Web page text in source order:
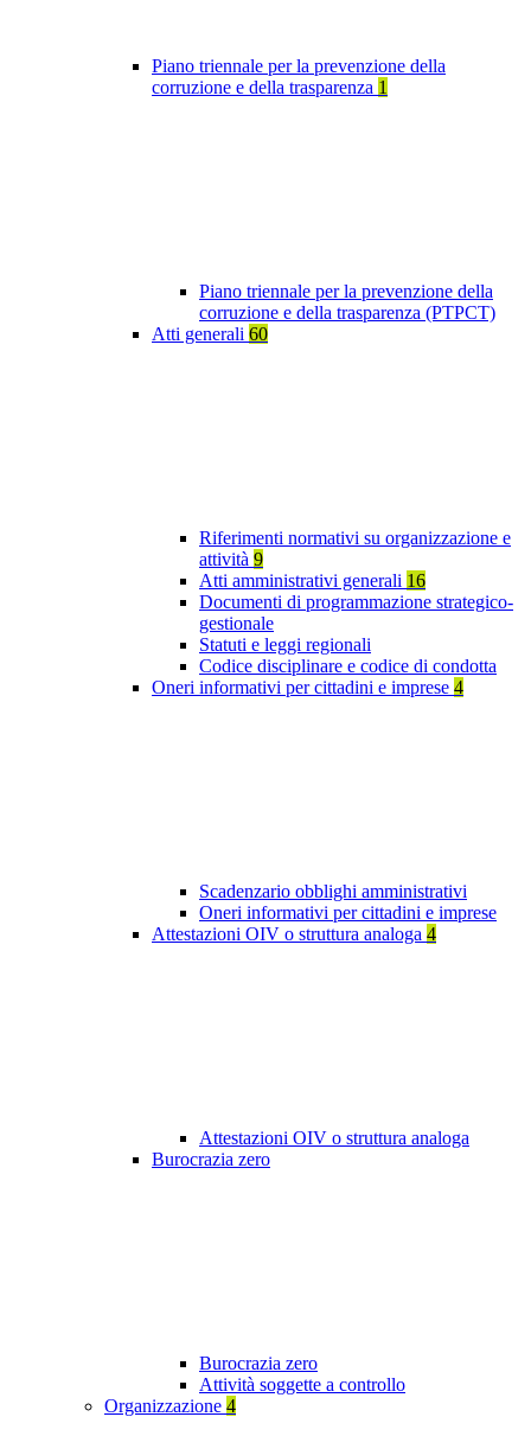
Piano triennale per la prevenzione della
corruzione e della trasparenza 1
Piano triennale per la prevenzione della
corruzione e della trasparenza (PTPCT)
Atti generali 60
Riferimenti normativi su organizzazione e
attività 9
Atti amministrativi generali 16
Documenti di programmazione strategico-
gestionale
Statuti e leggi regionali
Codice disciplinare e codice di condotta
Oneri informativi per cittadini e imprese 4
Scadenzario obblighi amministrativi
Oneri informativi per cittadini e imprese
Attestazioni OIV o struttura analoga 4
Attestazioni OIV o struttura analoga
Burocrazia zero
Burocrazia zero
Attività soggette a controllo
Organizzazione 4